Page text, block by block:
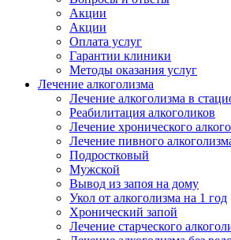
Акции
Акции
Оплата услуг
Гарантии клиники
Методы оказания услуг
Лечение алкоголизма
Лечение алкоголизма в
Реабилитация алкоголиков
Лечение хронического
Лечение пивного
Подростковый
Мужской
Вывод из запоя на дому
Укол от алкоголизма на 1 год
Хронический запой
Лечение старческого